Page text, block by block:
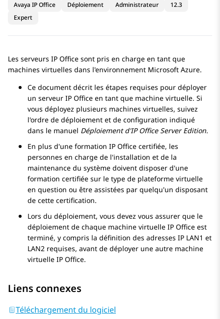
Avaya IP Office Déploiement Administrateur
12.3
Expert
Les serveurs IP Office sont pris en charge en tant que
machines virtuelles dans l'environnement Microsoft Azure.
Ce document décrit les étapes requises pour déployer
un serveur IP Office en tant que machine virtuelle. Si
vous déployez plusieurs machines virtuelles, suivez
l'ordre de déploiement et de configuration indiqué
dans le manuel Déploiement d'IP OfficeServer Edition.
En plus d'une formation IP Office certifiée, les
personnes en charge de l'installation et de la
maintenance du système doivent disposer d'une
formation certifiée sur le type de plateforme virtuelle
en question ou être assistées par quelqu'un disposant
de cette certification.
Lors du déploiement, vous devez vous assurer que le
déploiement de chaque machine virtuelle IP Office est
terminé, y compris la définition des adresses IP LAN1 et
LAN2 requises, avant de déployer une autre machine
virtuelle IP Office.
Liens connexes
Téléchargement du logiciel